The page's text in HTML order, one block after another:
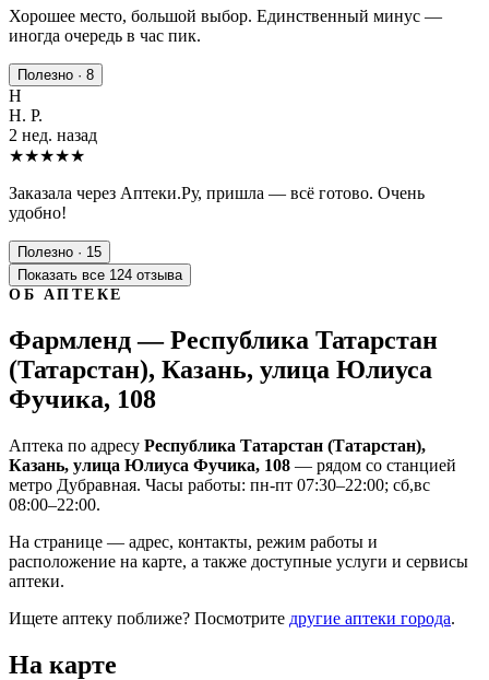
Хорошее место, большой выбор. Единственный минус —
иногда очередь в час пик.
Полезно · 8
Н
Н. Р.
2 нед. назад
★★★★★
Заказала через Аптеки.Ру, пришла — всё готово. Очень
удобно!
Полезно · 15
Показать все 124 отзыва
ОБ АПТЕКЕ
Фармленд — Республика Татарстан
(Татарстан), Казань, улица Юлиуса
Фучика, 108
Аптека по адресу Республика Татарстан (Татарстан),
Казань, улица Юлиуса Фучика, 108 — рядом со станцией
метро Дубравная. Часы работы: пн-пт 07:30–22:00; сб,вс
08:00–22:00.
На странице — адрес, контакты, режим работы и
расположение на карте, а также доступные услуги и сервисы
аптеки.
Ищете аптеку поближе? Посмотрите другие аптеки города.
На карте